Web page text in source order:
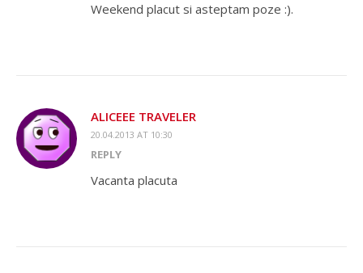
Weekend placut si asteptam poze :).
ALICEEE TRAVELER
20.04.2013 AT 10:30
REPLY
Vacanta placuta